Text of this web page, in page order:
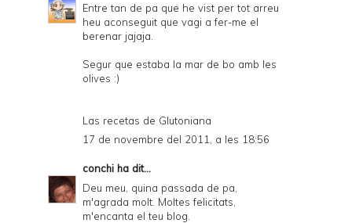
Entre tan de pa que he vist per tot arreu
heu aconseguit que vagi a fer-me el
berenar jajaja.
Segur que estaba la mar de bo amb les
olives :)
Las recetas de Glutoniana
17 de novembre del 2011, a les 18:56
conchi ha dit...
Deu meu, quina passada de pa,
m'agrada molt. Moltes felicitats,
m'encanta el teu blog.